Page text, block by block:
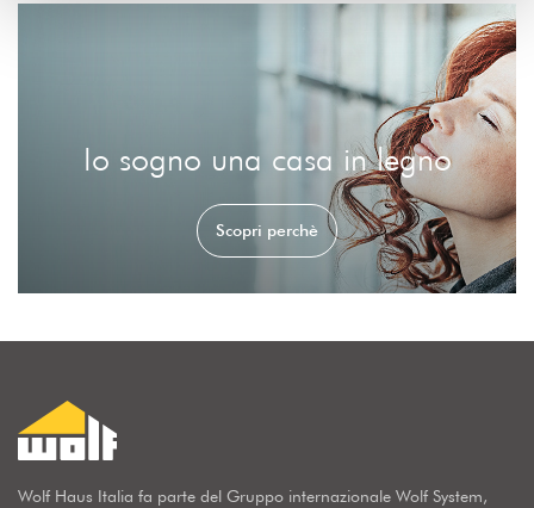
Io sogno una casa in legno
Scopri perchè
Wolf Haus Italia fa parte del Gruppo internazionale Wolf System,